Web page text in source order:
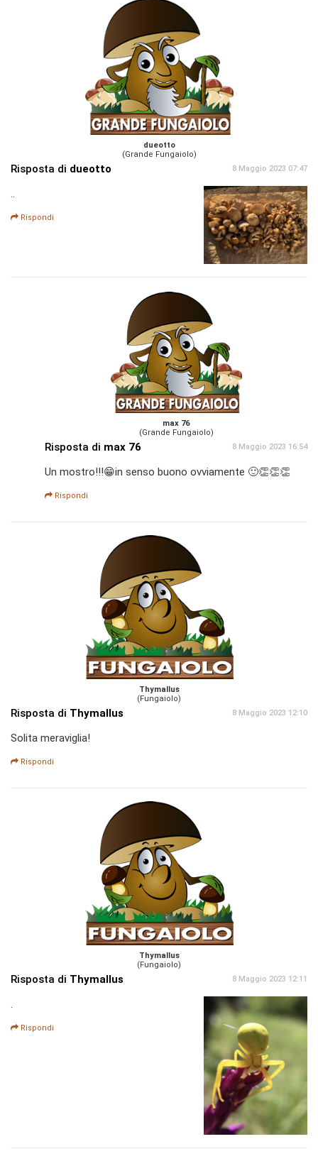
dueotto
(Grande Fungaiolo)
Risposta di dueotto 8 Maggio 2023 07:47
..
Rispondi
max 76
(Grande Fungaiolo)
Risposta di max 76 8 Maggio 2023 16:54
Un mostro!!!😁in senso buono ovviamente 🙂👏👏👏
Rispondi
Thymallus
(Fungaiolo)
Risposta di Thymallus 8 Maggio 2023 12:10
Solita meraviglia!
Rispondi
Thymallus
(Fungaiolo)
Risposta di Thymallus 8 Maggio 2023 12:11
.
Rispondi